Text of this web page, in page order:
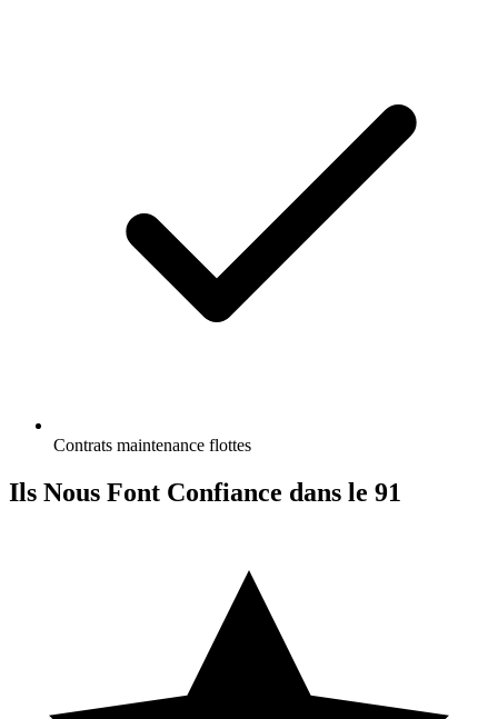
Contrats maintenance flottes
Ils Nous Font Confiance dans le 91